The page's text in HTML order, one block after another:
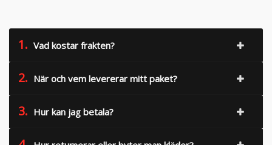
1. Vad kostar frakten?
2. När och vem levererar mitt paket?
3. Hur kan jag betala?